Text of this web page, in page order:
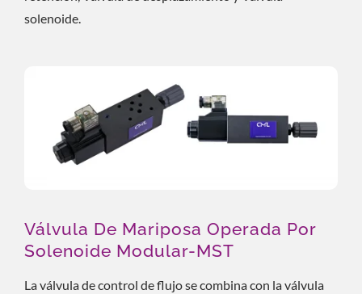
solenoide.
Válvula De Mariposa Operada Por
Solenoide Modular-MST
La válvula de control de flujo se combina con la válvula